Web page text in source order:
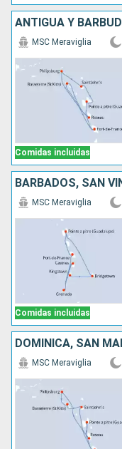
Comidas incluidas
MSC Meraviglia
Comidas incluidas
MSC Meraviglia
MSC Meraviglia